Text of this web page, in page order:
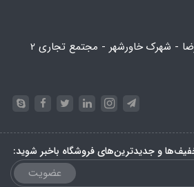
تهران - جاده امام رضا - شهرک خاورشهر - مجتمع تجاری 2
و جدیدترین‌های فروشگاه باخبر شوید:
عضویت